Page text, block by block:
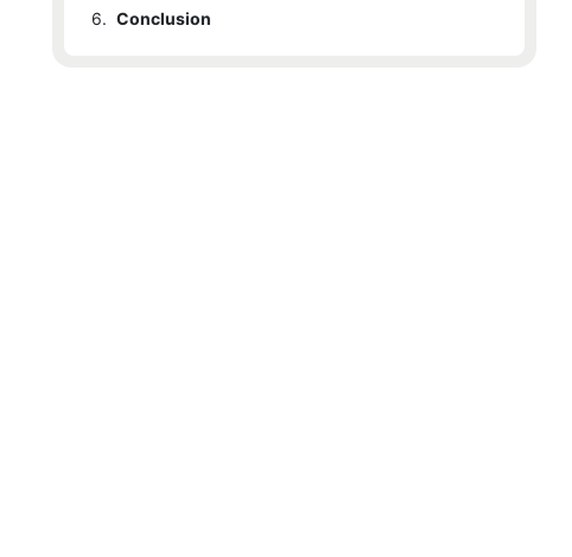
6. Conclusion